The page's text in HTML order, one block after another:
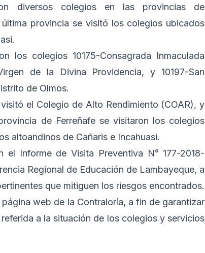
diversos colegios en las provincias de
provincia se visitó los colegios ubicados
los colegios 10175-Consagrada Inmaculada
de la Divina Providencia, y 10197-San
de Olmos.
el Colegio de Alto Rendimiento (COAR), y
de Ferreñafe se visitaron los colegios
altoandinos de Cañaris e Incahuasi.
Informe de Visita Preventiva N° 177-2018-
Regional de Educación de Lambayeque, a
que mitiguen los riesgos encontrados.
web de la Contraloría, a fin de garantizar
a la situación de los colegios y servicios